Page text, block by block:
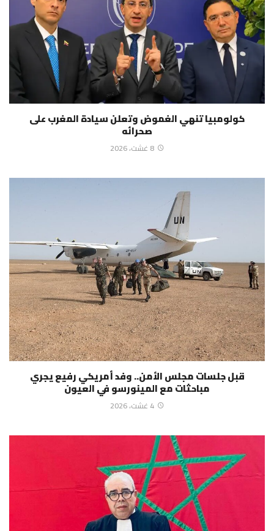
كولومبيا تنهي الغموض وتعلن سيادة المغرب على
صحرائه
8 غشت، 2026
قبل جلسات مجلس الأمن.. وفد أمريكي رفيع يجري
مباحثات مع المينورسو في العيون
4 غشت، 2026